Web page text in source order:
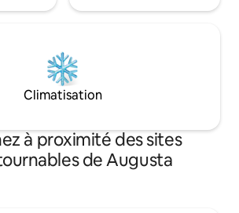
Climatisation
à proximité des sites
de Augusta